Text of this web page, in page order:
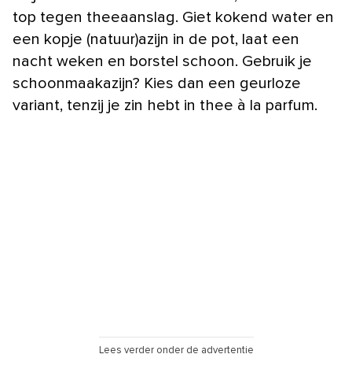
top tegen theeaanslag. Giet kokend water en
een kopje (natuur)azijn in de pot, laat een
nacht weken en borstel schoon. Gebruik je
schoonmaakazijn? Kies dan een geurloze
variant, tenzij je zin hebt in thee à la parfum.
Lees verder onder de advertentie